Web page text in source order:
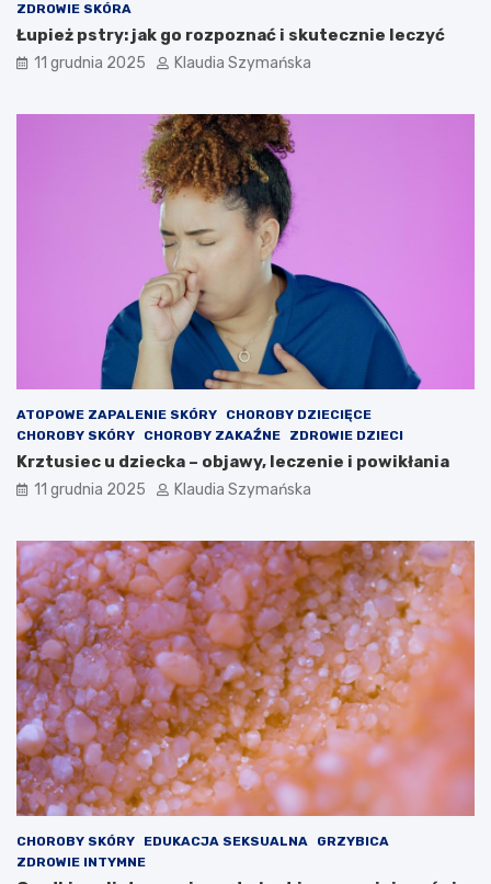
ZDROWIE SKÓRA
Łupież pstry: jak go rozpoznać i skutecznie leczyć
11 grudnia 2025 Klaudia Szymańska
ATOPOWE ZAPALENIE SKÓRY
CHOROBY DZIECIĘCE
CHOROBY SKÓRY
CHOROBY ZAKAŹNE ZDROWIE DZIECI
Krztusiec u dziecka – objawy, leczenie i powikłania
11 grudnia 2025 Klaudia Szymańska
CHOROBY SKÓRY EDUKACJA SEKSUALNA
GRZYBICA
ZDROWIE INTYMNE